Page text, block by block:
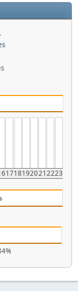
17181920212223